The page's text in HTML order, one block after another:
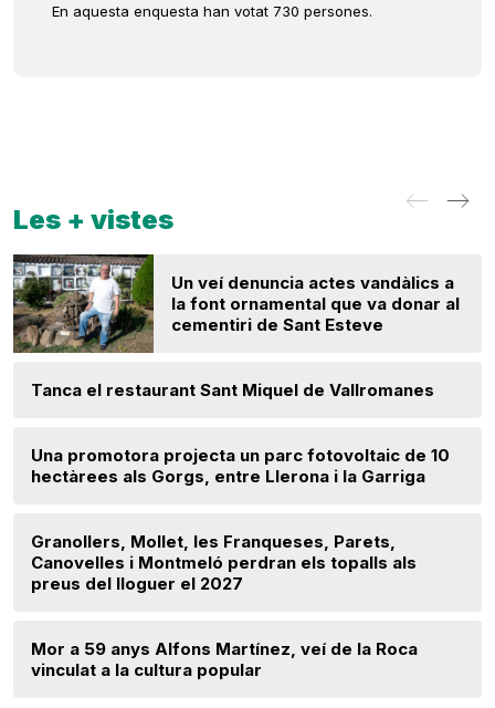
En aquesta enquesta han votat 730 persones.
Les + vistes
Un veí denuncia actes vandàlics a
la font ornamental que va donar al
cementiri de Sant Esteve
Tanca el restaurant Sant Miquel de Vallromanes
Una promotora projecta un parc fotovoltaic de 10
hectàrees als Gorgs, entre Llerona i la Garriga
Granollers, Mollet, les Franqueses, Parets,
Canovelles i Montmeló perdran els topalls als
preus del lloguer el 2027
Mor a 59 anys Alfons Martínez, veí de la Roca
vinculat a la cultura popular